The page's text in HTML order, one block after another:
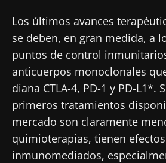
05 Febrero 2019
17
Los últimos avances
se deben, en gran medida, a
puntos de control
anticuerpos monoclonales
diana CTLA-4, PD-1 y PD‑L1*.
primeros tratamientos
mercado son claramente
quimioterapias, tienen
inmunomediados,